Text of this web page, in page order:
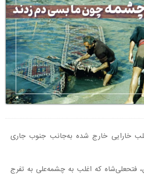
خارایی خارج شده به‌جانب جنوب جاری
فتحعلی‌شاه که اغلب به چشمه‌علی به تفرج